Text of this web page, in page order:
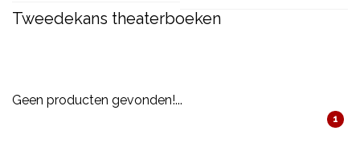
UITGELICHT!
AVONDVULLEND (+75')
OVERIG (30'-75')
KORT (-30')
JUBILEUMSTUK
OVERIG
Tweedekans theaterboeken
Geen producten gevonden!...
1